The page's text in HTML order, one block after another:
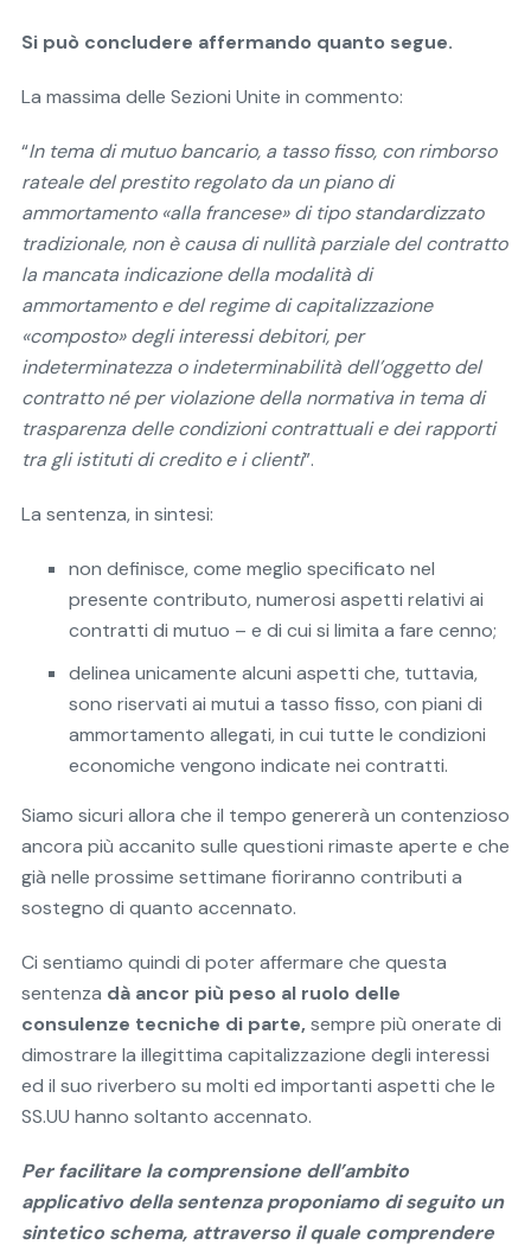
Si può concludere affermando quanto segue.
La massima delle Sezioni Unite in commento:
“In tema di mutuo bancario, a tasso fisso, con rimborso
rateale del prestito regolato da un piano di
ammortamento «alla francese» di tipo standardizzato
tradizionale, non è causa di nullità parziale del contratto
la mancata indicazione della modalità di
ammortamento e del regime di capitalizzazione
«composto» degli interessi debitori, per
indeterminatezza o indeterminabilità dell’oggetto del
contratto né per violazione della normativa in tema di
trasparenza delle condizioni contrattuali e dei rapporti
tra gli istituti di credito e i clienti”.
La sentenza, in sintesi:
non definisce, come meglio specificato nel
presente contributo, numerosi aspetti relativi ai
contratti di mutuo – e di cui si limita a fare cenno;
delinea unicamente alcuni aspetti che, tuttavia,
sono riservati ai mutui a tasso fisso, con piani di
ammortamento allegati, in cui tutte le condizioni
economiche vengono indicate nei contratti.
Siamo sicuri allora che il tempo genererà un contenzioso
ancora più accanito sulle questioni rimaste aperte e che
già nelle prossime settimane fioriranno contributi a
sostegno di quanto accennato.
Ci sentiamo quindi di poter affermare che questa
sentenza dà ancor più peso al ruolo delle
consulenze tecniche di parte,sempre più onerate di
dimostrare la illegittima capitalizzazione degli interessi
ed il suo riverbero su molti ed importanti aspetti che le
SS.UU hanno soltanto accennato.
Per facilitare la comprensione dell’ambito
applicativo della sentenza proponiamo di seguito un
sintetico schema, attraverso il quale comprendere